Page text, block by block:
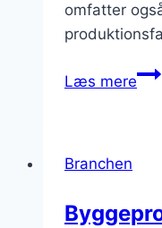
omfatter
Læs mere
Branchen